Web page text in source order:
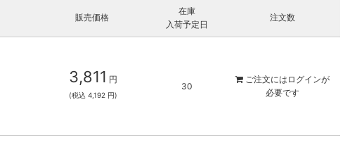
販売価格
在庫
入荷予定日
注文数
3,811 円
(税込 4,192 円)
30
ご注文には ログインが
必要です